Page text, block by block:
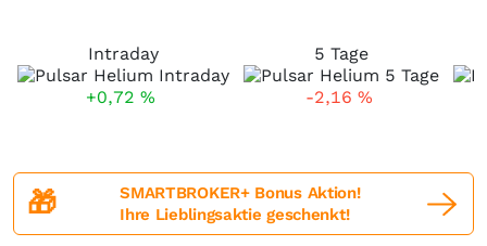
Intraday
+0,72 %
5 Tage
-2,16 %
🎁
SMARTBROKER+ Bonus Aktion!
Ihre Lieblingsaktie geschenkt!